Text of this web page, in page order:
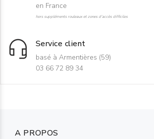
en France
hors suppléments rouleaux et zones d'accès difficiles
Service client
basé à Armentières (59)
03 66 72 89 34
A PROPOS